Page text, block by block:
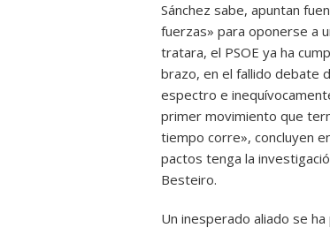
Sánchez sabe, apuntan
fuerzas» para oponerse a
tratara, el PSOE ya ha
brazo, en el fallido debate
espectro e
primer movimiento que
tiempo corre», concluyen
pactos tenga la
Besteiro.
Un inesperado aliado se